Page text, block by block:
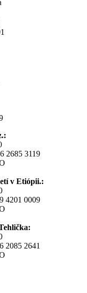
2685 3119
v Etiópii.:
4201 0009
2085 2641